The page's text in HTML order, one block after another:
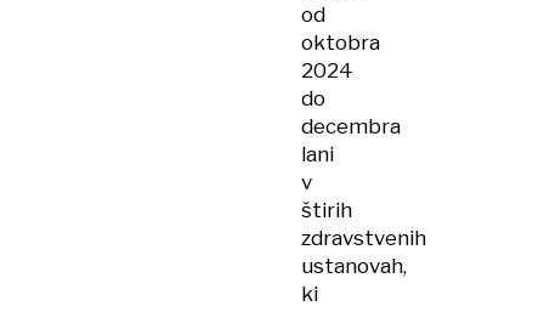
od
oktobra
2024
do
decembra
lani
v
štirih
zdravstvenih
ustanovah,
ki